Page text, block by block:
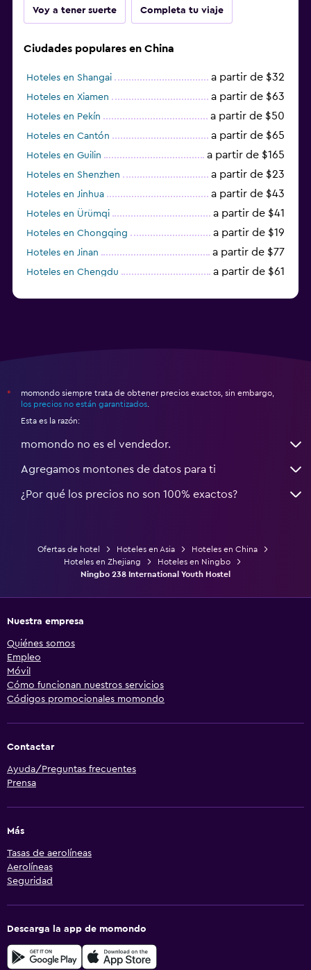
Voy a tener suerte Completa tu viaje
Ciudades populares en China
Hoteles en Shangai a partir de $32
Hoteles en Xiamen a partir de $63
Hoteles en Pekín a partir de $50
Hoteles en Cantón a partir de $65
Hoteles en Guilin a partir de $165
Hoteles en Shenzhen a partir de $23
Hoteles en Jinhua a partir de $43
Hoteles en Ürümqi a partir de $41
Hoteles en Chongqing a partir de $19
Hoteles en Jinan a partir de $77
Hoteles en Chengdu a partir de $61
*
momondo siempre trata de obtener precios exactos, sin embargo,
los precios no están garantizados
Esta es la razón:
momondo no es el vendedor.
Agregamos montones de datos para ti
¿Por qué los precios no son 100% exactos?
Ofertas de hotel Hoteles en Asia
Hoteles en China
Hoteles en Zhejiang
Hoteles en Ningbo
Ningbo 238 International Youth Hostel
Nuestra empresa
Quiénes somos
Empleo
Móvil
Cómo funcionan nuestros servicios
Códigos promocionales momondo
Contactar
Ayuda/Preguntas frecuentes
Prensa
Más
Tasas de aerolíneas
Aerolíneas
Seguridad
Descarga la app de momondo